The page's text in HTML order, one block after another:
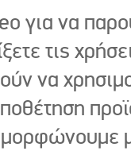
για να
τις
να